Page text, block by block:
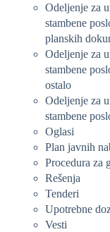
Odeljenje za
stambene
planskih
Odeljenje za
stambene
ostalo
Odeljenje za
stambene
Oglasi
Plan javnih
Procedura za
Rešenja
Tenderi
Upotrebne
Vesti